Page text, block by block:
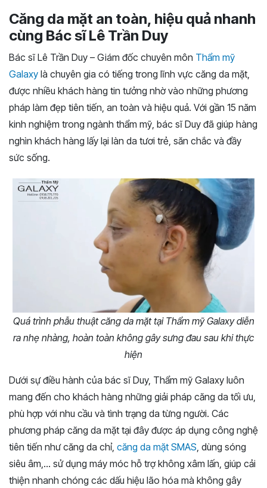
Căng da mặt an toàn, hiệu quả nhanh
cùng Bác sĩ Lê Trần Duy
Bác sĩ Lê Trần Duy – Giám đốc chuyên môn Thẩm mỹ
Galaxy là chuyên gia có tiếng trong lĩnh vực căng da mặt,
được nhiều khách hàng tin tưởng nhờ vào những phương
pháp làm đẹp tiên tiến, an toàn và hiệu quả. Với gần 15 năm
kinh nghiệm trong ngành thẩm mỹ, bác sĩ Duy đã giúp hàng
nghìn khách hàng lấy lại làn da tươi trẻ, săn chắc và đầy
sức sống.
Quá trình phẫu thuật căng da mặt tại Thẩm mỹ Galaxy diễn
ra nhẹ nhàng, hoàn toàn không gây sưng đau sau khi thực
hiện
Dưới sự điều hành của bác sĩ Duy, Thẩm mỹ Galaxy luôn
mang đến cho khách hàng những giải pháp căng da tối ưu,
phù hợp với nhu cầu và tình trạng da từng người. Các
phương pháp căng da mặt tại đây được áp dụng công nghệ
tiên tiến như căng da chỉ, căng da mặt SMAS , dùng sóng
siêu âm,… sử dụng máy móc hỗ trợ không xâm lấn, giúp cải
thiện nhanh chóng các dấu hiệu lão hóa mà không gây